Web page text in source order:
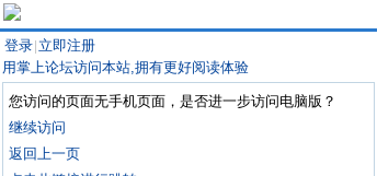
登录 立即注册
用掌上论坛访问本站,拥有更好阅读体验
您访问的页面无手机页面，是否进一步访问电脑版？
继续访问
返回上一页